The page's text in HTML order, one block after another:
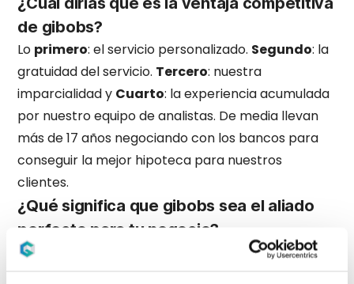
de gibobs?
Lo primero: el servicio personalizado. Segundo: la
gratuidad del servicio. Tercero: nuestra
imparcialidad y Cuarto: la experiencia acumulada
por nuestro equipo de analistas. De media llevan
más de 17 años negociando con los bancos para
conseguir la mejor hipoteca para nuestros
clientes.
¿Qué significa que gibobs sea el aliado
perfecto para tu negocio?
Desde mi punto de vista, creo que nos podemos